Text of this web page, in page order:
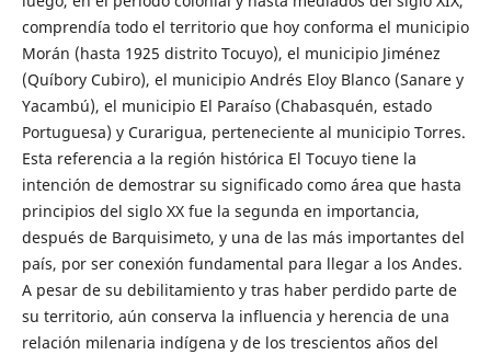
comprendía todo el territorio que hoy conforma el municipio
Morán (hasta 1925 distrito Tocuyo), el municipio Jiménez
(Quíbory Cubiro), el municipio Andrés Eloy Blanco (Sanare y
Yacambú), el municipio El Paraíso (Chabasquén, estado
Portuguesa) y Curarigua, perteneciente al municipio Torres.
Esta referencia a la región histórica El Tocuyo tiene la
intención de demostrar su significado como área que hasta
principios del siglo XX fue la segunda en importancia,
después de Barquisimeto, y una de las más importantes del
país, por ser conexión fundamental para llegar a los Andes.
A pesar de su debilitamiento y tras haber perdido parte de
su territorio, aún conserva la influencia y herencia de una
relación milenaria indígena y de los trescientos años del